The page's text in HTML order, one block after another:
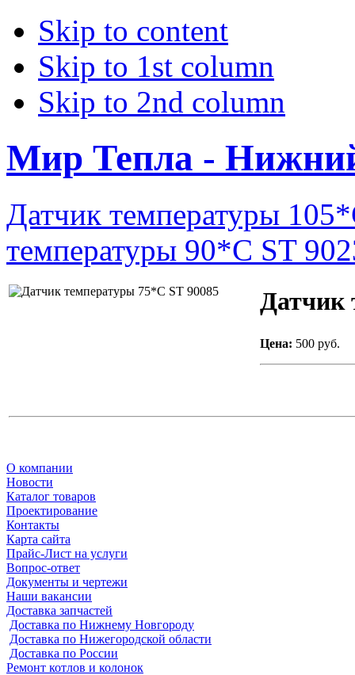
Skip to content
Skip to 1st column
Skip to 2nd column
Мир Тепла -
Датчик температуры
температуры 90*С ST
Датчик
Цена: 500 руб.
О компании
Новости
Каталог товаров
Проектирование
Контакты
Карта сайта
Прайс-Лист на услуги
Вопрос-ответ
Документы и чертежи
Наши вакансии
Доставка запчастей
Доставка по Нижнему Новгороду
Доставка по Нижегородской области
Доставка по России
Ремонт котлов и колонок